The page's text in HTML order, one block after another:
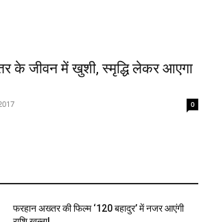
के जीवन में खुशी, स्‍मृद्धि लेकर आएगा
0
फरहान अख्तर की फिल्म ‘120 बहादुर’ में नजर आएंगी